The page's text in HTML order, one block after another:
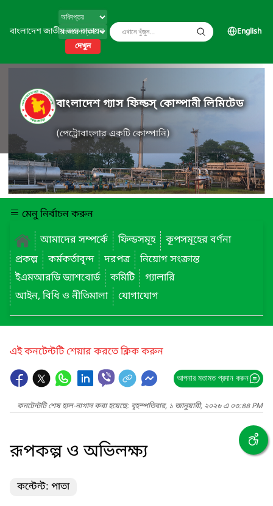
বাংলাদেশ জাতীয় তথ্য বাতায়ন
দেখুন
English
বাংলাদেশ গ্যাস ফিল্ডস্ কোম্পানী লিমিটেড
(পেট্রোবাংলার একটি কোম্পানি)
মেনু নির্বাচন করুন
আমাদের সম্পর্কে
ফিল্ডসমূহ
কূপসমূহের বর্ণনা
প্রকল্প
কর্মকর্তাবৃন্দ দরপত্র
নিয়োগ সংক্রান্ত
ইএমআরডি ড্যাশবোর্ড
কমিটি
গ্যালারি
আইন, বিধি ও নীতিমালা
যোগাযোগ
এই কনটেন্টটি শেয়ার করতে ক্লিক করুন
আপনার মতামত প্রদান করুন
কনটেন্টটি শেষ হাল-নাগাদ করা হয়েছে: বৃহস্পতিবার, ১ জানুয়ারী, ২০২৬ এ ০৩:৪৪ PM
রূপকল্প ও অভিলক্ষ্য
কন্টেন্ট: পাতা